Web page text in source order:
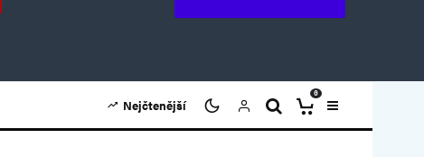
Nejčtenější
0